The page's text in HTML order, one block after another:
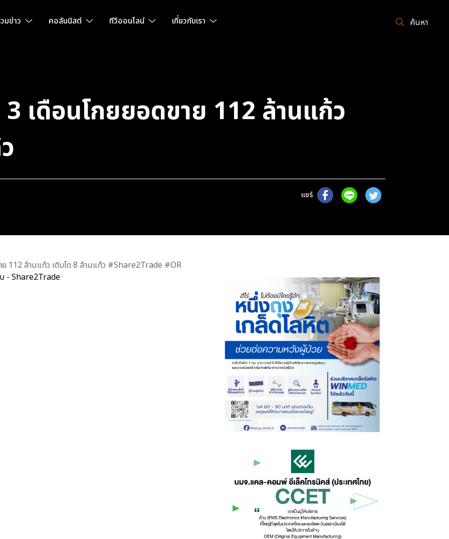
มข่าว คอลัมนิสต์ ทีวีออนไลน์ เกี่ยวกับเรา ค้นหา
เดือนโกยยอดขาย 112 ล้านแก้ว
แชร์
112 ล้านแก้ว เติบโต 8 ล้านแก้ว #Share2Trade #OR
- Share2Trade